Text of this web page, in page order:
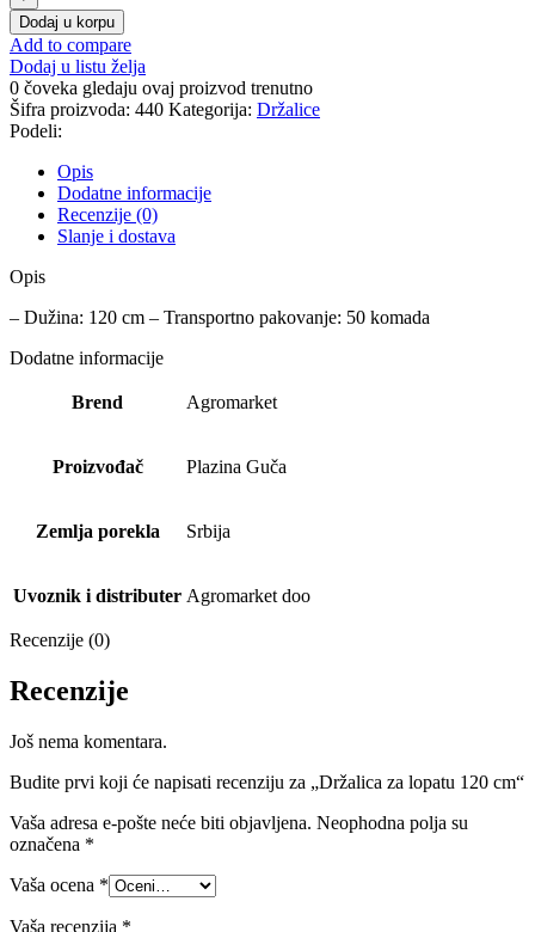
Dodaj u korpu
Add to compare
Dodaj u listu želja
0 čoveka gledaju ovaj proizvod trenutno
Šifra proizvoda: 440 Kategorija: Držalice
Podeli:
Opis
Dodatne informacije
Recenzije (0)
Slanje i dostava
Opis
– Dužina: 120 cm – Transportno pakovanje: 50 komada
Dodatne informacije
Brend Agromarket
Proizvođač Plazina Guča
Zemlja porekla Srbija
Uvoznik i distributer Agromarket doo
Recenzije (0)
Recenzije
Još nema komentara.
Budite prvi koji će napisati recenziju za „Držalica za lopatu 120 cm“
Vaša adresa e-pošte neće biti objavljena. Neophodna polja su
označena *
Vaša ocena *
Vaša recenzija *